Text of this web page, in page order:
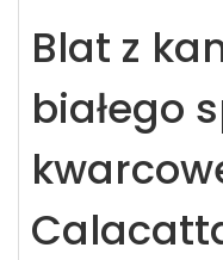
Blat z
białego